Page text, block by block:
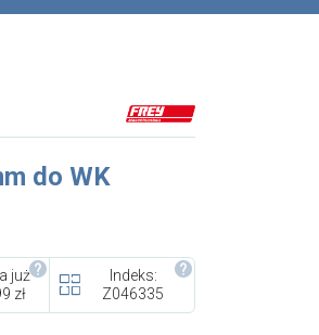
Wyszukaj
do WK
już
zł
Indeks:
Z046335